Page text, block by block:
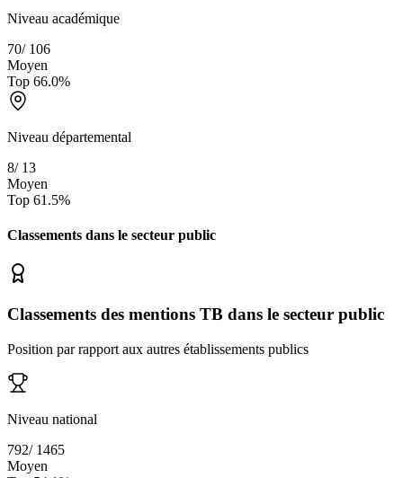
Niveau académique
70/ 106
Moyen
Top 66.0%
Niveau départemental
8/ 13
Moyen
Top 61.5%
Classements dans le secteur public
Classements des mentions TB dans le secteur public
Position par rapport aux autres établissements publics
Niveau national
792/ 1465
Moyen